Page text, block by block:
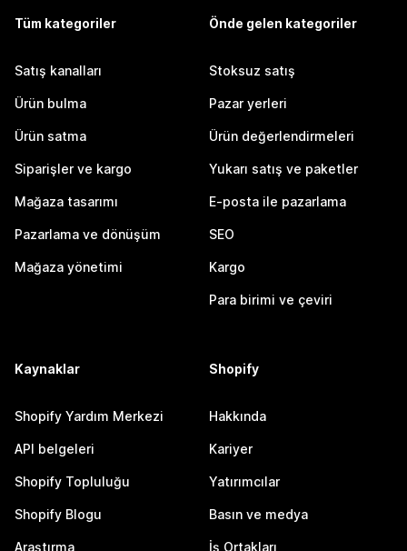
Tüm kategoriler
Satış kanalları
Ürün bulma
Ürün satma
Siparişler ve kargo
Mağaza tasarımı
Pazarlama ve dönüşüm
Mağaza yönetimi
Önde gelen kategoriler
Stoksuz satış
Pazar yerleri
Ürün değerlendirmeleri
Yukarı satış ve paketler
E-posta ile pazarlama
SEO
Kargo
Para birimi ve çeviri
Kaynaklar
Shopify Yardım Merkezi
API belgeleri
Shopify Topluluğu
Shopify Blogu
Araştırma
Shopify
Hakkında
Kariyer
Yatırımcılar
Basın ve medya
İş Ortakları